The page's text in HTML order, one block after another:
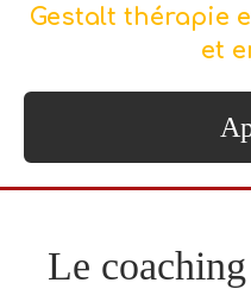
Gestalt thérapie
et
Le